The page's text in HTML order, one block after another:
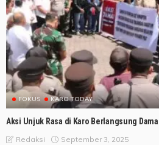
FOKUS KARO TODAY
Aksi Unjuk Rasa di Karo Berlangsung
Redaksi September 3, 2025